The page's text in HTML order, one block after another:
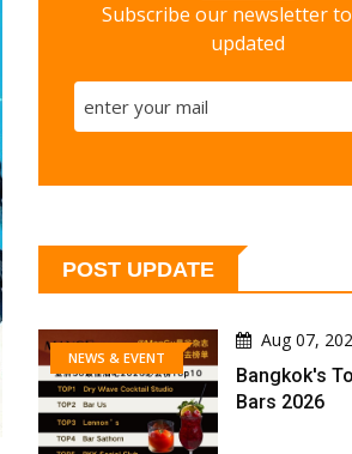
Subscribe our newsletter
updated
POST UPDATE
NEWS & EVENT
Aug 07,
Bangkok's
Bars 2026